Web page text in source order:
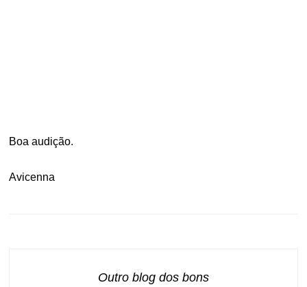
Boa audição.
Avicenna
Outro blog dos bons